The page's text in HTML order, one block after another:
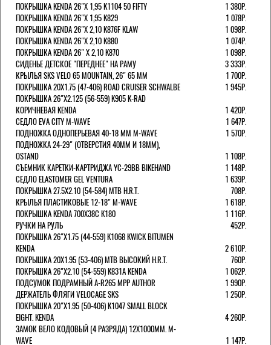
ПОКРЫШКА KENDA 26"Х 1,95 K1104 50 FIFTY
1 380Р.
ПОКРЫШКА KENDA 26"Х 1,95 K829
1 078Р.
ПОКРЫШКА KENDA 26"Х 2,10 K876F KLAW
1 098Р.
ПОКРЫШКА KENDA 26"Х 2,10 K880
1 074Р.
ПОКРЫШКА KENDA 26" Х 2,10 K870
1 098Р.
СИДЕНЬЕ ДЕТСКОЕ "ПЕРЕДНЕЕ" НА РАМУ
3 333Р.
КРЫЛЬЯ SKS VELO 65 MOUNTAIN, 26" 65 ММ
1 700Р.
ПОКРЫШКА 20X1.75 (47-406) ROAD CRUISER SCHWALBE
1 945Р.
ПОКРЫШКА 26"Х2.125 (56-559) K905 K-RAD
КОРИЧНЕВАЯ KENDA
1 420Р.
СЕДЛО EVA CITY M-WAVE
1 647Р.
ПОДНОЖКА ОДНОПЕРЬЕВАЯ 40-18 ММ M-WAVE
1 570Р.
ПОДНОЖКА 24-29" (ОТВЕРСТИЯ 40ММ И 18ММ),
OSTAND
1 108Р.
СЪЕМНИК КАРЕТКИ-КАРТРИДЖА YC-29BB BIKEHAND
1 148Р.
СЕДЛО ELASTOMER GEL VENTURA
1 639Р.
ПОКРЫШКА 27.5X2.10 (54-584) MTB H.R.T.
708Р.
КРЫЛЬЯ ПЛАСТИКОВЫЕ 12-18" M-WAVE
1 618Р.
ПОКРЫШКА KENDA 700Х38С K180
1 116Р.
РУЧКИ НА РУЛЬ
452Р.
ПОКРЫШКА 26"Х1.75 (44-559) K1068 KWICK BITUMEN
KENDA
2 610Р.
ПОКРЫШКА 20X1.95 (53-406) MTB ВЫСОКИЙ H.R.T.
760Р.
ПОКРЫШКА 26"Х2.10 (54-559) K831A KENDA
1 062Р.
ПОДСУМОК ПОДРАМНЫЙ A-R265 MPP AUTHOR
1 990Р.
ДЕРЖАТЕЛЬ ФЛЯГИ VELOCAGE SKS
1 250Р.
ПОКРЫШКА 20"Х1.95 (50-406) K1047 SMALL BLOCK
EIGHT. KENDA
4 260Р.
ЗАМОК ВЕЛО КОДОВЫЙ (4 РАЗРЯДА) 12Х1000ММ. M-
WAVE
1 147Р.